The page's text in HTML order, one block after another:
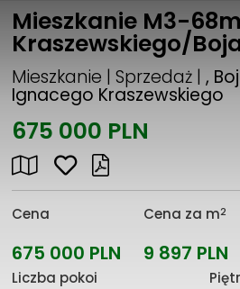
Mieszkanie M3-68m
Kraszewskiego/
Mieszkanie | Sprzedaż |,
Ignacego Kraszewskiego
675 000 PLN
Cena
675 000 PLN
Cena za m2
9 897 PLN
Liczba pokoi